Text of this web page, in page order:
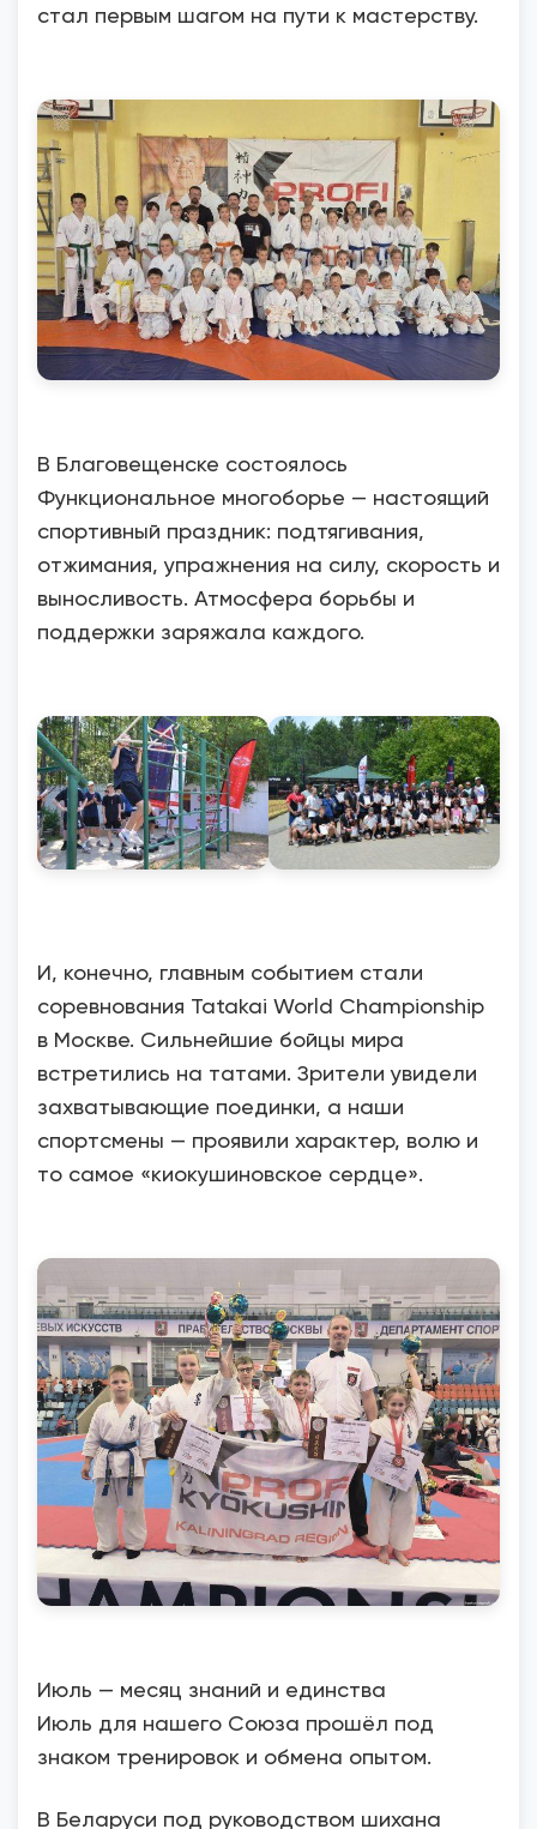
стал первым шагом на пути к мастерству.
В Благовещенске состоялось
Функциональное многоборье — настоящий
спортивный праздник: подтягивания,
отжимания, упражнения на силу, скорость и
выносливость. Атмосфера борьбы и
поддержки заряжала каждого.
И, конечно, главным событием стали
соревнования Tatakai World Championship
в Москве. Сильнейшие бойцы мира
встретились на татами. Зрители увидели
захватывающие поединки, а наши
спортсмены — проявили характер, волю и
то самое «киокушиновское сердце».
Июль — месяц знаний и единства
Июль для нашего Союза прошёл под
знаком тренировок и обмена опытом.
В Беларуси под руководством шихана